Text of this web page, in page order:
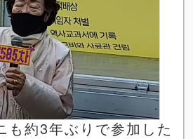
も約3年ぶりで参加した